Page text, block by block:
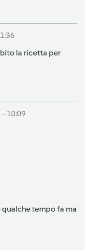
la ricetta per
10:09
qualche tempo fa ma